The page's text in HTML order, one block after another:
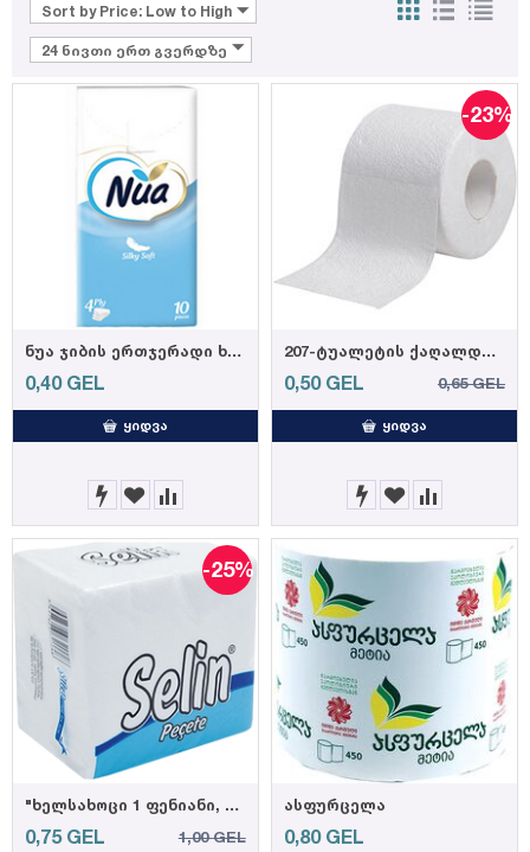
Sort by Price: Low to High
24 ნივთი ერთ გვერდზე
ნუა ჯიბის ერთჯერადი ხელსახოცი
0,40 GEL
ᲧᲘᲓᲕᲐ
-23%
207-ტუალეტის ქაღალდი ფაფუკი, 3 ფენა, 40 ცალი
0,50 GEL 0,65 GEL
ᲧᲘᲓᲕᲐ
-25%
"ხელსახოცი 1 ფენიანი, ზომა 24 *24, ყუთში: 50 ცალი"
0,75 GEL 1,00 GEL
ასფურცელა
0,80 GEL